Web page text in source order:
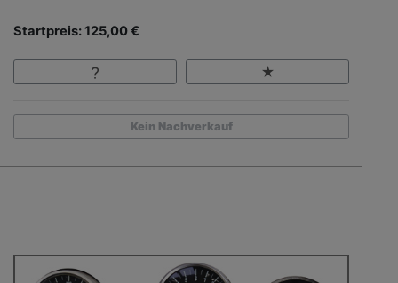
Startpreis: 125,00 €
Kein Nachverkauf